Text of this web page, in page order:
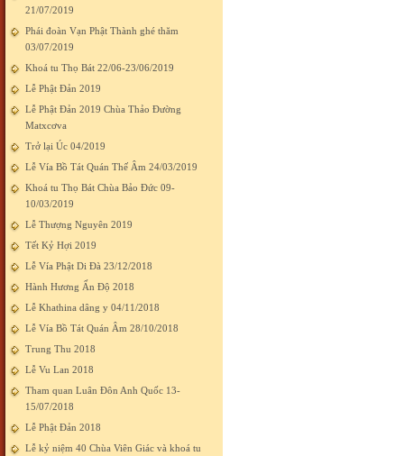
21/07/2019
Phái đoàn Vạn Phật Thành ghé thăm
03/07/2019
Khoá tu Thọ Bát 22/06-23/06/2019
Lễ Phật Đản 2019
Lễ Phật Đản 2019 Chùa Thảo Đường
Matxcơva
Trở lại Úc 04/2019
Lễ Vía Bồ Tát Quán Thế Âm 24/03/2019
Khoá tu Thọ Bát Chùa Bảo Đức 09-
10/03/2019
Lễ Thượng Nguyên 2019
Tết Kỷ Hợi 2019
Lễ Vía Phật Di Đà 23/12/2018
Hành Hương Ấn Độ 2018
Lễ Khathina dâng y 04/11/2018
Lễ Vía Bồ Tát Quán Âm 28/10/2018
Trung Thu 2018
Lễ Vu Lan 2018
Tham quan Luân Đôn Anh Quốc 13-
15/07/2018
Lễ Phật Đản 2018
Lễ kỷ niệm 40 Chùa Viên Giác và khoá tu